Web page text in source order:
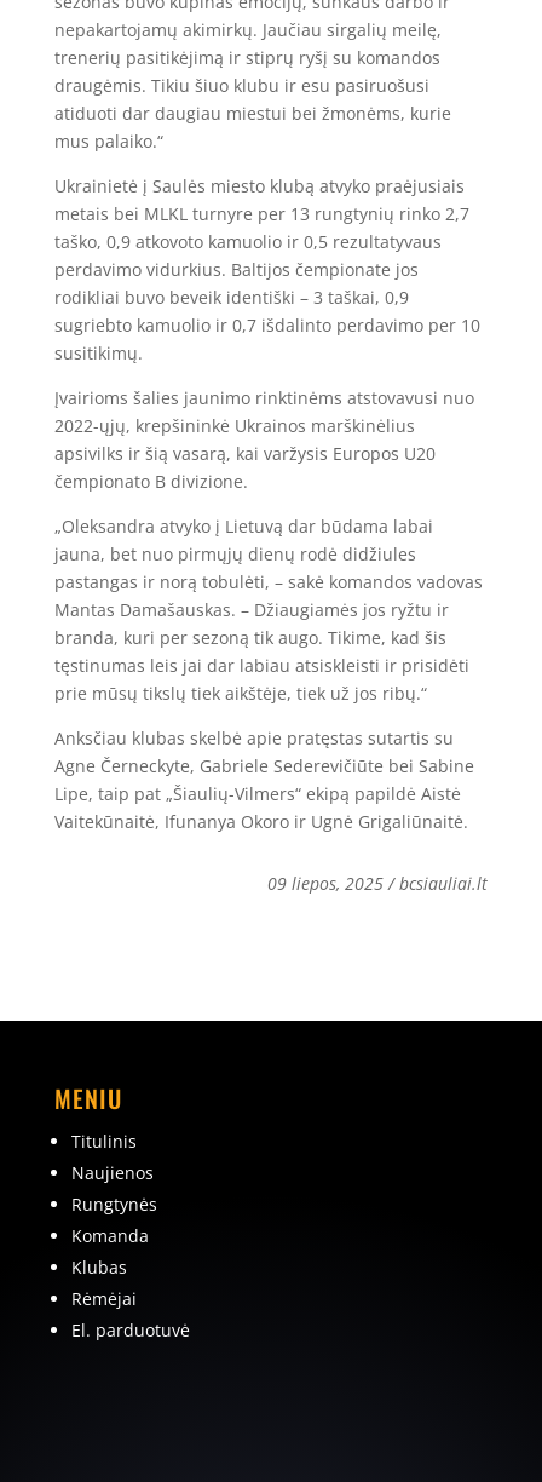
nepakartojamų akimirkų. Jaučiau sirgalių meilę,
trenerių pasitikėjimą ir stiprų ryšį su komandos
draugėmis. Tikiu šiuo klubu ir esu pasiruošusi
atiduoti dar daugiau miestui bei žmonėms, kurie
mus palaiko.“
Ukrainietė į Saulės miesto klubą atvyko praėjusiais
metais bei MLKL turnyre per 13 rungtynių rinko 2,7
taško, 0,9 atkovoto kamuolio ir 0,5 rezultatyvaus
perdavimo vidurkius. Baltijos čempionate jos
rodikliai buvo beveik identiški – 3 taškai, 0,9
sugriebto kamuolio ir 0,7 išdalinto perdavimo per 10
susitikimų.
Įvairioms šalies jaunimo rinktinėms atstovavusi nuo
2022-ųjų, krepšininkė Ukrainos marškinėlius
apsivilks ir šią vasarą, kai varžysis Europos U20
čempionato B divizione.
„Oleksandra atvyko į Lietuvą dar būdama labai
jauna, bet nuo pirmųjų dienų rodė didžiules
pastangas ir norą tobulėti, – sakė komandos vadovas
Mantas Damašauskas. – Džiaugiamės jos ryžtu ir
branda, kuri per sezoną tik augo. Tikime, kad šis
tęstinumas leis jai dar labiau atsiskleisti ir prisidėti
prie mūsų tikslų tiek aikštėje, tiek už jos ribų.“
Anksčiau klubas skelbė apie pratęstas sutartis su
Agne Černeckyte, Gabriele Sederevičiūte bei Sabine
Lipe, taip pat „Šiaulių-Vilmers“ ekipą papildė Aistė
Vaitekūnaitė, Ifunanya Okoro ir Ugnė Grigaliūnaitė.
09 liepos, 2025 / bcsiauliai.lt
MENIU
Titulinis
Naujienos
Rungtynės
Komanda
Klubas
Rėmėjai
El. parduotuvė